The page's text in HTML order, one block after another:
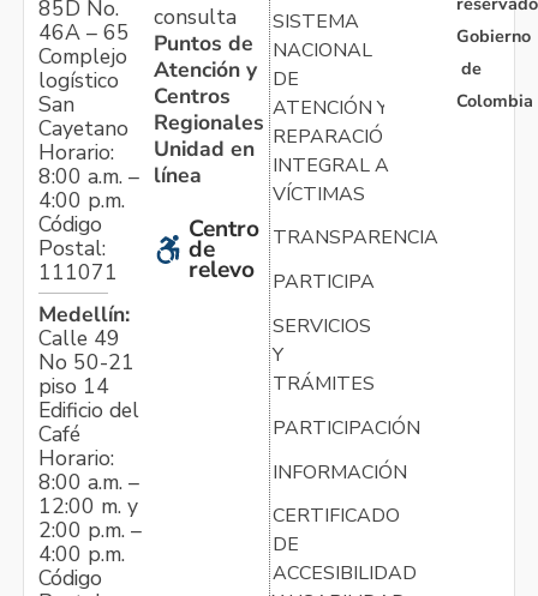
85D No.
46A – 65
Complejo
logístico
San
Cayetano
Horario:
8:00 a.m. –
4:00 p.m.
Código
Postal:
111071
Medellín:
Calle 49
No 50-21
piso 14
Edificio del
Café
Horario:
8:00 a.m. –
12:00 m. y
2:00 p.m. –
4:00 p.m.
Código
consulta
Puntos de
Atención y
Centros
Regionales
Unidad en
línea
Centro
de
relevo
SISTEMA
NACIONAL
DE
ATENCIÓN Y
REPARACIÓN
INTEGRAL A
VÍCTIMAS
TRANSPARENCIA
PARTICIPA
SERVICIOS
Y
TRÁMITES
PARTICIPACIÓN
INFORMACIÓN
CERTIFICADO
DE
ACCESIBILIDAD
Gobierno
de
Colombia